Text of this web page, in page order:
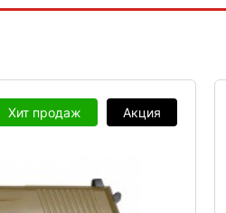
Хит продаж Акция